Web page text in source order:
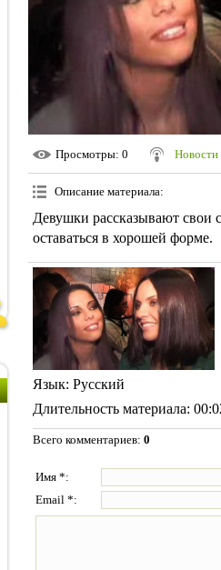
Просмотры: 0 Новости
Описание материала:
Девушки рассказывают свои
оставаться в хорошей форме.
Язык: Русский
Длительность материала:
Всего комментариев: 0
Имя *:
Email *: